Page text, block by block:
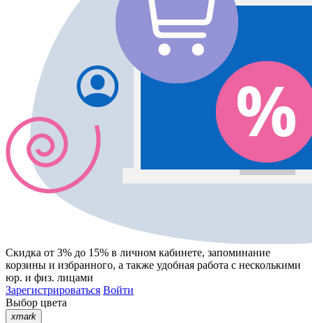
Скидка от 3% до 15% в личном кабинете, запоминание
корзины и избранного, а также удобная работа с несколькими
юр. и физ. лицами
Зарегистрироваться Войти
Выбор цвета
xmark